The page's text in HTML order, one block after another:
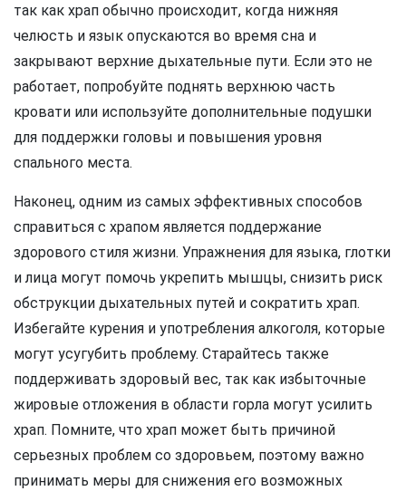
так как храп обычно происходит, когда нижняя
челюсть и язык опускаются во время сна и
закрывают верхние дыхательные пути. Если это не
работает, попробуйте поднять верхнюю часть
кровати или используйте дополнительные подушки
для поддержки головы и повышения уровня
спального места.
Наконец, одним из самых эффективных способов
справиться с храпом является поддержание
здорового стиля жизни. Упражнения для языка, глотки
и лица могут помочь укрепить мышцы, снизить риск
обструкции дыхательных путей и сократить храп.
Избегайте курения и употребления алкоголя, которые
могут усугубить проблему. Старайтесь также
поддерживать здоровый вес, так как избыточные
жировые отложения в области горла могут усилить
храп. Помните, что храп может быть причиной
серьезных проблем со здоровьем, поэтому важно
принимать меры для снижения его возможных